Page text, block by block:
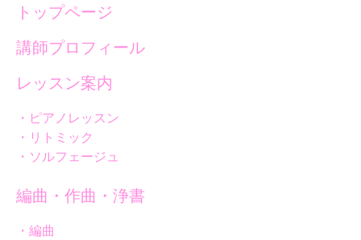
トップページ
講師プロフィール
レッスン案内
・ピアノレッスン
・リトミック
・ソルフェージュ
編曲・作曲・浄書
・編曲